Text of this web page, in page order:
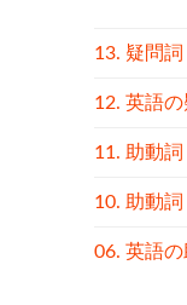
13. 疑問
12. 英語の
11. 助動
10. 助動詞
06. 英語の